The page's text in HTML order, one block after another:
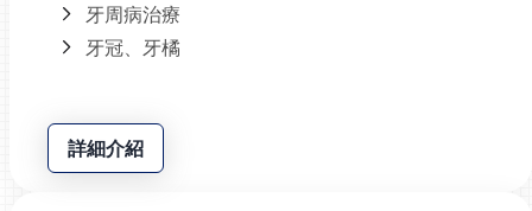
牙周病治療
牙冠、牙橘
詳細介紹